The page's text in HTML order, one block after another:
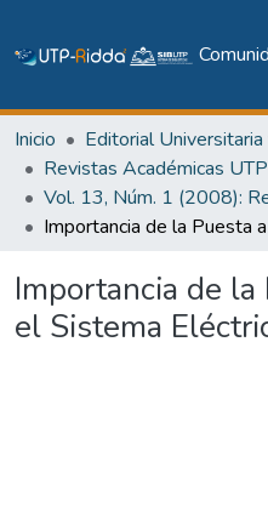
Inicio
Revistas Académicas UTP
Importancia de la
el Sistema